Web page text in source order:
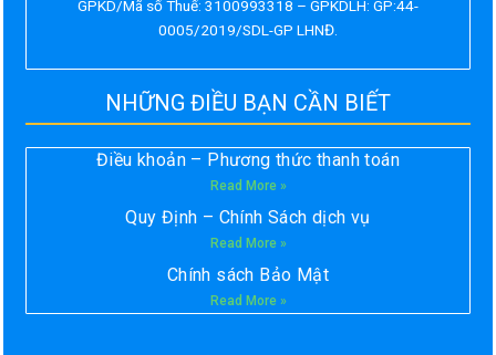
GPKD/Mã số Thuế: 3100993318 – GPKDLH: GP:44-
0005/2019/SDL-GP LHNĐ.
NHỮNG ĐIỀU BẠN CẦN BIẾT
Điều khoản – Phương thức thanh toán
Read More »
Quy Định – Chính Sách dịch vụ
Read More »
Chính sách Bảo Mật
Read More »